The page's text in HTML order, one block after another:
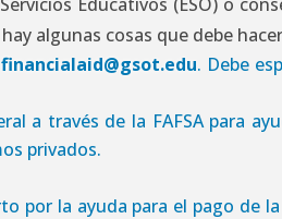
algunas cosas que debe
financialaid@gsot.edu. Debe
a través de la FAFSA para
privados.
por la ayuda para el pago de